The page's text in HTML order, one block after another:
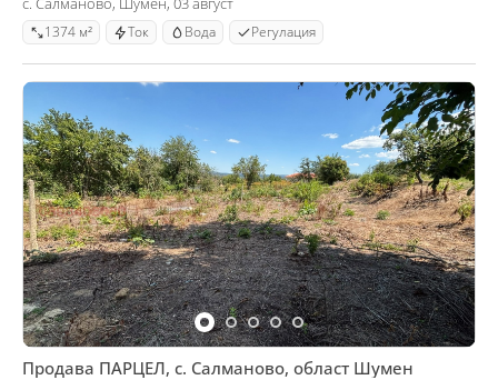
1374 м² Ток Вода Регулация
Продава ПАРЦЕЛ, с. Салманово, област Шумен